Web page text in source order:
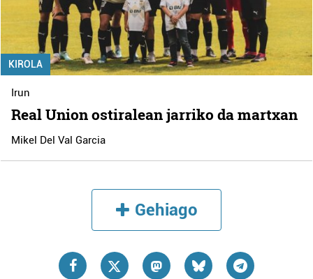
KIROLA
Irun
Real Union ostiralean jarriko da martxan
Mikel Del Val Garcia
Gehiago